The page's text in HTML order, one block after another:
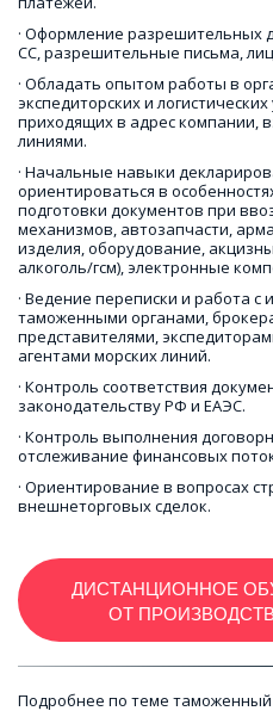
· Оформление разрешительных
СС, разрешительные письма,
· Обладать опытом работы в
экспедиторских и
приходящих в адрес компании,
линиями.
· Начальные навыки
ориентироваться в
подготовки документов при
механизмов, автозапчасти,
изделия, оборудование,
алкоголь/гсм), электронные
· Ведение переписки и работа
таможенными органами,
представителями,
агентами морских линий.
· Контроль соответствия
законодательству РФ и ЕАЭС.
· Контроль выполнения
отслеживание финансовых
· Ориентирование в вопросах
внешнеторговых сделок.
ДИСТАНЦИОННОЕ
ОТ
Подробнее по теме таможенный